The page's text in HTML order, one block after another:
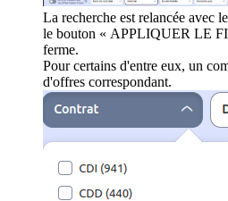
La recherche est relancée avec
le bouton « APPLIQUER LE
ferme.
Pour certains d'entre eux, un
d'offres correspondant.